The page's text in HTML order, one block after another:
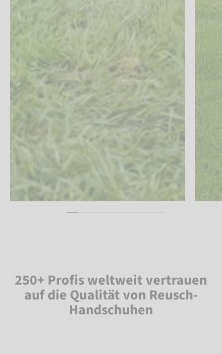
250+ Profis weltweit vertrauen
auf die Qualität von Reusch-
Handschuhen